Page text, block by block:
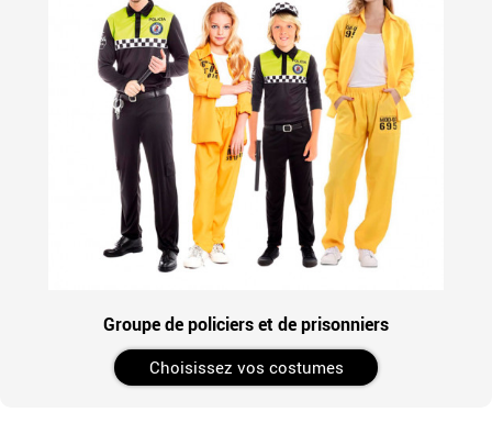
Groupe de policiers et de prisonniers
Choisissez vos costumes